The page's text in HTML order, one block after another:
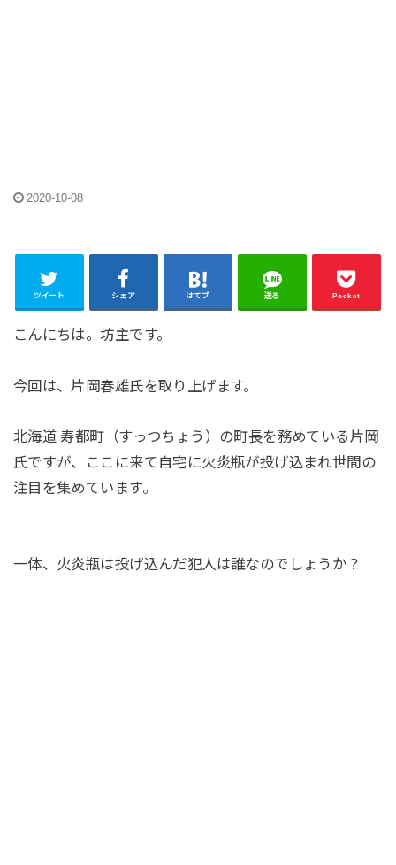
2020-10-08
ツイート シェア はてブ 送る Pocket
こんにちは。坊主です。
今回は、片岡春雄氏を取り上げます。
北海道 寿都町（すっつちょう）の町長を務めている片岡
氏ですが、ここに来て自宅に火炎瓶が投げ込まれ世間の
注目を集めています。
一体、火炎瓶は投げ込んだ犯人は誰なのでしょうか？